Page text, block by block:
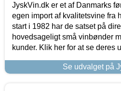
JyskVin.dk er et af Danmarks
egen import af kvalitetsvine fra
start i 1982 har de satset på
hovedsageligt små vinbønder
kunder. Klik her for at se deres
Se udvalget på